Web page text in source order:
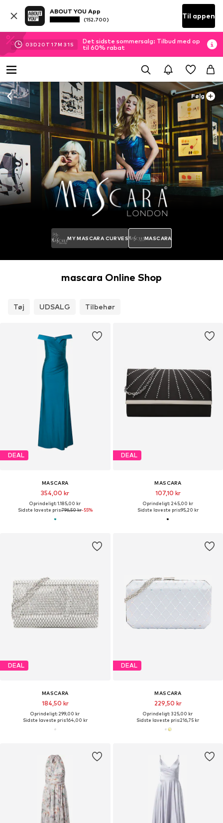
ABOUT YOU App
(152.700) Til appen
03D 20 T 17M 30S
Det sidste sommersalg: Tilbud med op
til 60% rabat
Følg
MY MASCARA CURVES MASCARA
mascara Online Shop
Tøj UDSALG Tilbehør
DEAL
MASCARA
354,00 kr
Oprindeligt: 1.185,00 kr
Sidste laveste pris:796,50 kr-55%
DEAL
MASCARA
107,10 kr
Oprindeligt: 245,00 kr
Sidste laveste pris:95,20 kr
DEAL
MASCARA
184,50 kr
Oprindeligt: 299,00 kr
Sidste laveste pris:164,00 kr
DEAL
MASCARA
229,50 kr
Oprindeligt: 325,00 kr
Sidste laveste pris:216,75 kr